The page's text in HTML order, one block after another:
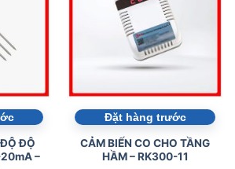
ĐỘ
–
Đặt hàng trước
CẢM BIẾN CO CHO TẦNG
HẦM – RK300-11